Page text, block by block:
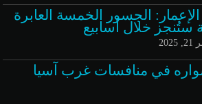
الجسور الخمسة العابرة
ستُنجز خلال أسابيع
في منافسات غرب آسيا